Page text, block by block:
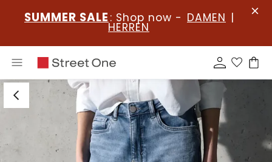
SUMMER SALE : Shop now - DAMEN |
HERREN